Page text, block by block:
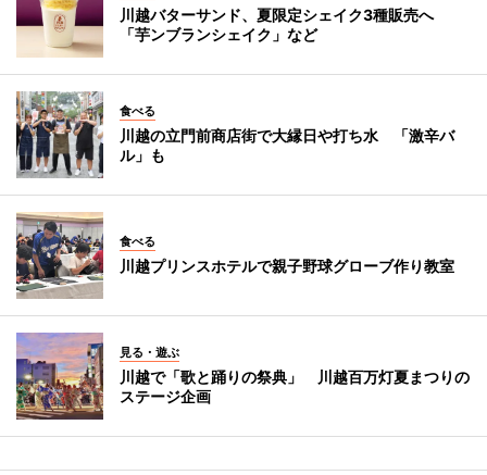
川越バターサンド、夏限定シェイク3種販売へ
「芋ンブランシェイク」など
食べる
川越の立門前商店街で大縁日や打ち水 「激辛バ
ル」も
食べる
川越プリンスホテルで親子野球グローブ作り教室
見る・遊ぶ
川越で「歌と踊りの祭典」 川越百万灯夏まつりの
ステージ企画